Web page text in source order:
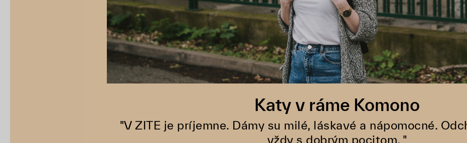
Katy v ráme Komono
"V ZITE je príjemne. Dámy su milé, láskavé a nápomocné.
vždy s dobrým pocitom. "